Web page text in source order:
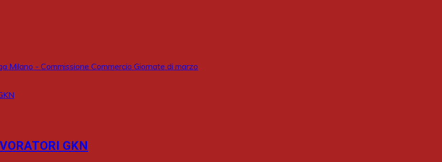
Milano - Commissione Commercio Giornate di marzo
GKN